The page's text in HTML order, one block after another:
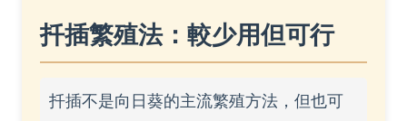
扦插繁殖法：較少用但可行
扦插不是向日葵的主流繁殖方法，但也可